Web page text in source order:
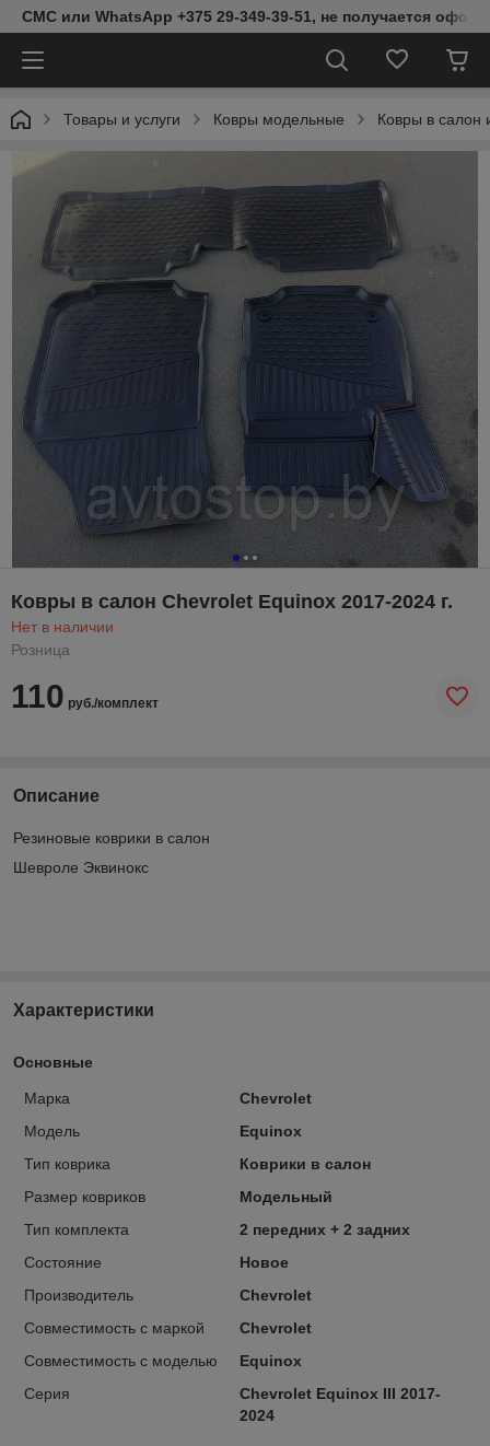
СМС или WhatsApp +375 29-349-39-51, не получается
Товары и услуги Ковры модельные Ковры в салон
Ковры в салон Chevrolet Equinox 2017-2024 г.
Нет в наличии
Розница
110 руб./комплект
Описание
Резиновые коврики в салон
Шевроле Эквинокс
Характеристики
Основные
Марка
Chevrolet
Модель
Equinox
Тип коврика
Коврики в салон
Размер ковриков
Модельный
Тип комплекта
2 передних + 2 задних
Состояние
Новое
Производитель
Chevrolet
Совместимость с маркой
Chevrolet
Совместимость с моделью
Equinox
Серия
Chevrolet Equinox III 2017-
2024